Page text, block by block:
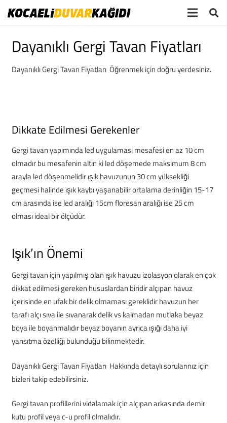
Dayanıklı Gergi Tavan Fiyatları
Dayanıklı Gergi Tavan Fiyatları Öğrenmek için doğru yerdesiniz.
Dikkate Edilmesi Gerekenler
Gergi tavan yapımında led uygulaması mesafesi en az 10 cm
olmadır bu mesafenin altın ki led döşemede maksimum 8 cm
arayla led döşenmelidir ışık havuzunun 30 cm yüksekliği
geçmesi halinde ışık kaybı yaşanabilir ortalama derinliğin 15-17
cm arasında ise led aralığı 15cm floresan aralığı ise 25 cm
olması ideal bir ölçüdür.
Işık’ın Önemi
Gergi tavan için yapılmış olan ışık havuzu izolasyon olarak en çok
dikkat edilmesi gereken hususlardan biridir alçıpan havuz
içerisinde en ufak bir delik olmaması gereklidir havuzun her
tarafı alçı sıva ile sıvanarak delik vs kalmadan mutlaka beyaz
boya ile boyanmalıdır beyaz boyanın ayrıca ışığı daha iyi
yansıtma özelliği bulunduğu bilinmektedir.
Dayanıklı Gergi Tavan Fiyatları Hakkında detaylı sorularınız için
bizleri takip edebilirsiniz.
Gergi tavan profillerini vidalamak için alçıpan arkasında demir
kutu profil veya c-u profil olmalıdır.